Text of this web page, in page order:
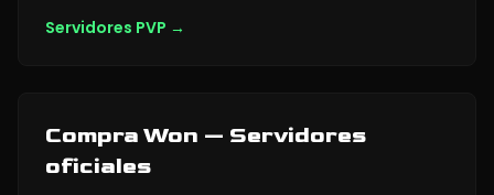
Servidores PVP →
Compra Won — Servidores
oficiales